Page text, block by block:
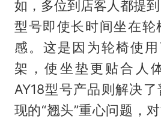
如，多位到店客人都提
型号即使长时间坐在轮
感。这是因为轮椅使
架，使坐垫更贴合人
AY18型号产品则解决
现的“翘头”重心问题，